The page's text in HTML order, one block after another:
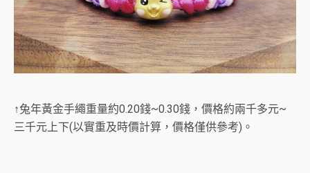
↑兔年黃金手繩重量約0.20錢~0.30錢，價格約兩千多元~
三千元上下(以實重及時價計算，價格僅供參考)。